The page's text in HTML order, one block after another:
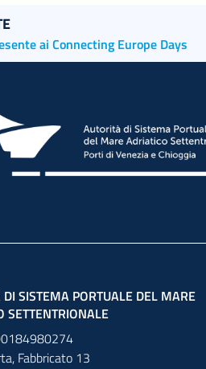
ai Connecting Europe Days
DI SISTEMA PORTUALE DEL MARE
SETTENTRIONALE
Fabbricato 13